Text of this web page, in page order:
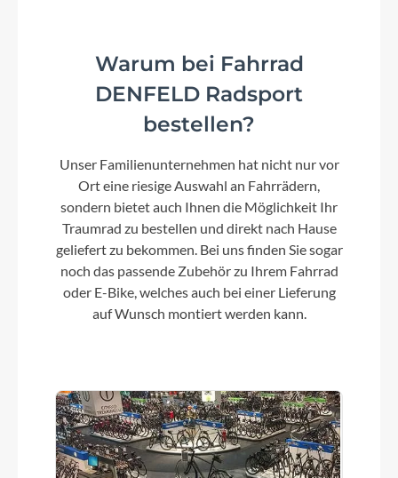
Lenker
Trekking-SL Comfort double butted
Farbe
black matt
Motor
Bosch Performance Line (Smart System)
Rücklicht
FUXON R-232 EB, mit COB Technologie
Warum bei Fahrrad
DENFELD Radsport
bestellen?
Unser Familienunternehmen hat nicht nur vor
Ort eine riesige Auswahl an Fahrrädern,
sondern bietet auch Ihnen die Möglichkeit Ihr
Traumrad zu bestellen und direkt nach Hause
geliefert zu bekommen. Bei uns finden Sie sogar
noch das passende Zubehör zu Ihrem Fahrrad
oder E-Bike, welches auch bei einer Lieferung
auf Wunsch montiert werden kann.